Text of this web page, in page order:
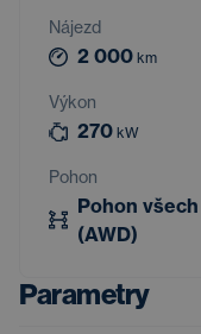
Nájezd
2 000 km
Výkon
270 kW
Pohon
Pohon
(AWD)
Parametry